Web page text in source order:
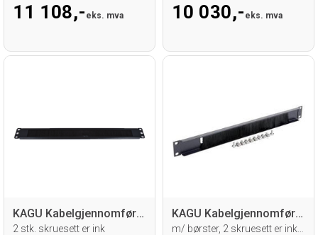
11 108,- eks. mva 10 030,- eks. mva
KAGU Kabelgjennomføring 19" 1U m/børste
2 stk. skruesett er ink
KAGU Kabelgjennomføring, 1U